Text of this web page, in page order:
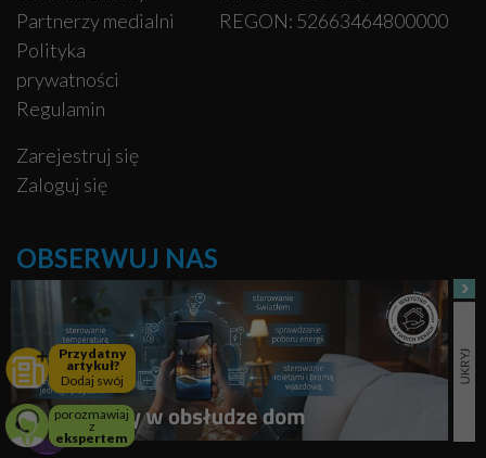
Przydatny
artykuł?
Dodaj swój
porozmawiaj
z
ekspertem
Partnerzy medialni
Polityka
prywatności
Regulamin
Zarejestruj się
Zaloguj się
REGON: 52663464800000
OBSERWUJ NAS
Facebook
Pinterest
Instagram